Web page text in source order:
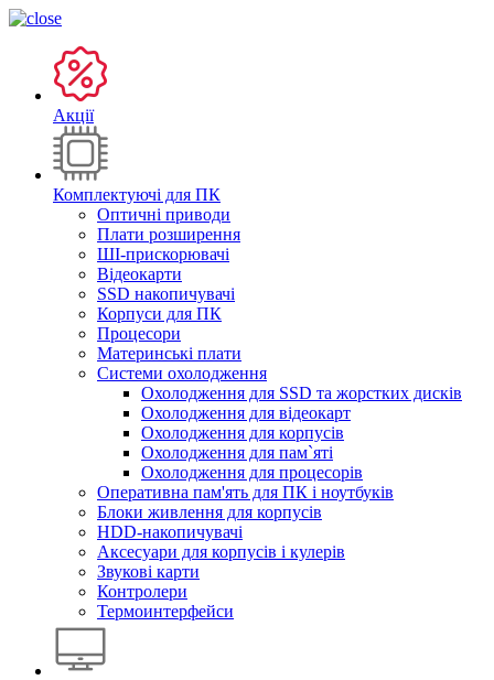
Акції
Комплектуючі для ПК
Оптичні приводи
Плати розширення
ШІ-прискорювачі
Відеокарти
SSD накопичувачі
Корпуси для ПК
Процесори
Материнські плати
Системи охолодження
Охолодження для SSD та жорстких дисків
Охолодження для відеокарт
Охолодження для корпусів
Охолодження для пам`яті
Охолодження для процесорів
Оперативна пам'ять для ПК і ноутбуків
Блоки живлення для корпусів
HDD-накопичувачі
Аксесуари для корпусів і кулерів
Звукові карти
Контролери
Термоинтерфейси